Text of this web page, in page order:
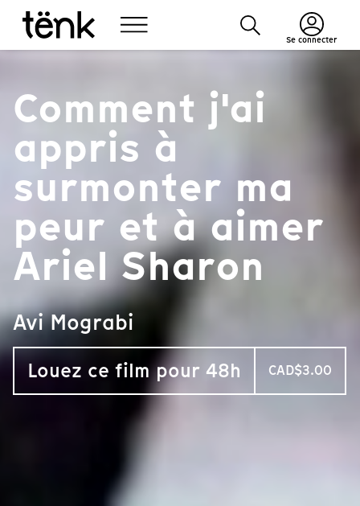
Se connecter
Comment j'ai
appris à
surmonter ma
peur et à aimer
Ariel Sharon
Avi Mograbi
Louez ce film pour 48h CAD$3.00